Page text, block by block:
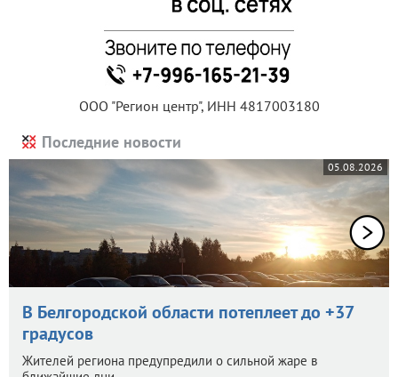
ООО "Регион центр", ИНН 4817003180
Последние новости
05.08.2026
В Белгородской области потеплеет до +37
градусов
Жителей региона предупредили о сильной жаре в